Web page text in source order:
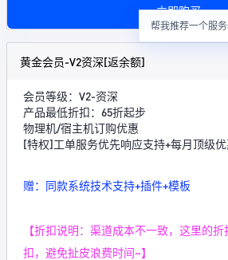
立即购买
黄金会员-V2资深[返余额]
会员等级：V2-资深
产品最低折扣：65折起步
物理机/宿主机订购优惠
[特权]工单服务优先响应支持+每月顶级
赠：同款系统技术支持+插件+模板
【折扣说明：渠道成本不一致，这里的
扣，避免扯皮浪费时间~】
帮我推荐一个服